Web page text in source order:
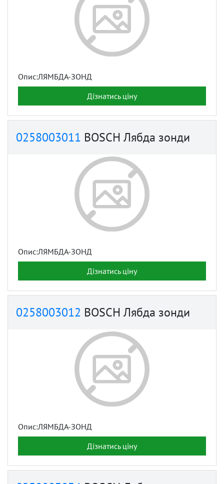
Опис:ЛЯМБДА-ЗОНД
Дізнатись ціну
0258003011 BOSCH Лябда зонди
Опис:ЛЯМБДА-ЗОНД
Дізнатись ціну
0258003012 BOSCH Лябда зонди
Опис:ЛЯМБДА-ЗОНД
Дізнатись ціну